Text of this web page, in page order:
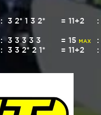
: 3 2* 1 3 2*
: 3 3 3 3 3
: 3 3 2* 2 1*
= 11+2
= 15 MAX
= 11+2
:
:
: